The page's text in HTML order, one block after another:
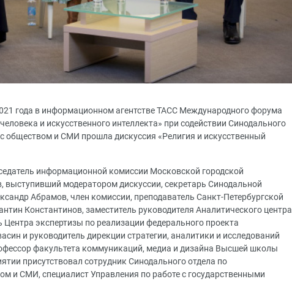
года в информационном агентстве ТАСС Международного форума
и искусственного интеллекта» при содействии Синодального
обществом и СМИ прошла дискуссия «Религия и искусственный
информационной комиссии Московской городской
модератором дискуссии, секретарь Синодальной
Абрамов, член комиссии, преподаватель Санкт-Петербургской
Константинов, заместитель руководителя Аналитического центра
экспертизы по реализации федерального проекта
и руководитель дирекции стратегии, аналитики и исследований
факультета коммуникаций, медиа и дизайна Высшей школы
присутствовал сотрудник Синодального отдела по
и СМИ, специалист Управления по работе с государственными